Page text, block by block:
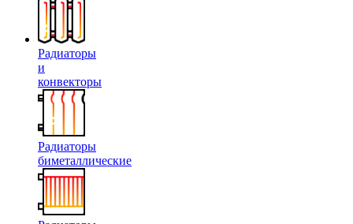
Радиаторы
и
конвекторы
Радиаторы
биметаллические